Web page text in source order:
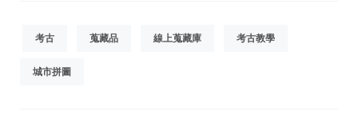
考古 蒐藏品 線上蒐藏庫 考古教學
城市拼圖